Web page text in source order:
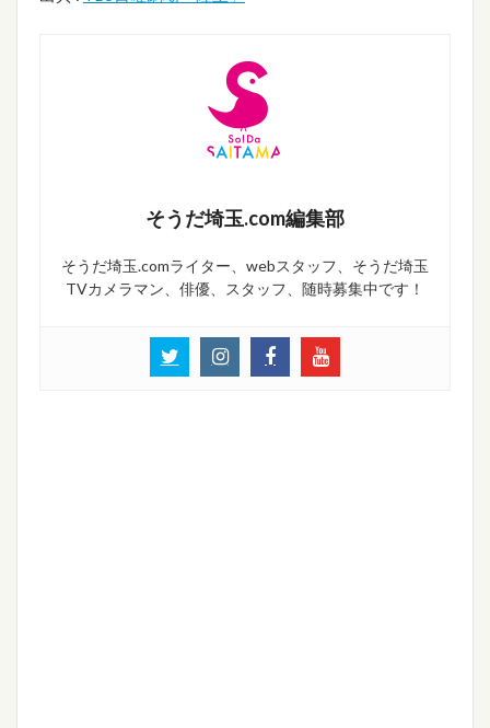
そうだ埼玉.com編集部
そうだ埼玉.comライター、webスタッフ、そうだ埼玉
TVカメラマン、俳優、スタッフ、随時募集中です！